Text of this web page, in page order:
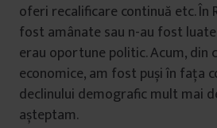
oferi recalificare continuă etc. În
fost amânate sau n-au fost
erau oportune politic. Acum, din
economice, am fost puși în fața
declinului demografic mult mai
așteptam.